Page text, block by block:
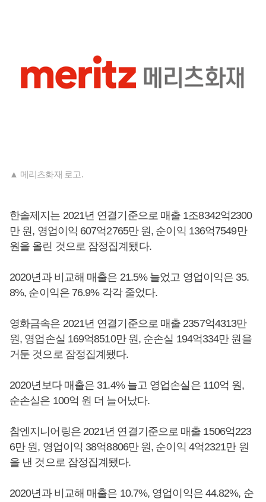
▲ 메리츠화재 로고.
한솔제지는 2021년 연결기준으로 매출 1조8342억2300
만 원, 영업이익 607억2765만 원, 순이익 136억7549만
원을 올린 것으로 잠정집계됐다.
2020년과 비교해 매출은 21.5% 늘었고 영업이익은 35.
8%, 순이익은 76.9% 각각 줄었다.
영화금속은 2021년 연결기준으로 매출 2357억4313만
원, 영업손실 169억8510만 원, 순손실 194억334만 원을
거둔 것으로 잠정집계됐다.
2020년보다 매출은 31.4% 늘고 영업손실은 110억 원,
순손실은 100억 원 더 늘어났다.
참엔지니어링은 2021년 연결기준으로 매출 1506억223
6만 원, 영업이익 38억8806만 원, 순이익 4억2321만 원
을 낸 것으로 잠정집계됐다.
2020년과 비교해 매출은 10.7%, 영업이익은 44.82%, 순